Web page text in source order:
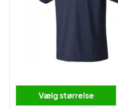
Vælg størrelse